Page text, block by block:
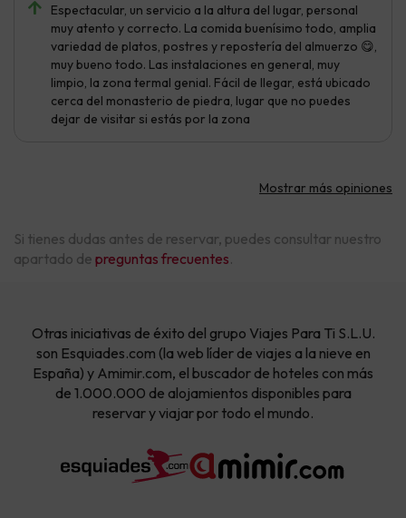
Espectacular, un servicio a la altura del lugar, personal
muy atento y correcto. La comida buenísimo todo, amplia
variedad de platos, postres y repostería del almuerzo 😋,
muy bueno todo. Las instalaciones en general, muy
limpio, la zona termal genial. Fácil de llegar, está ubicado
cerca del monasterio de piedra, lugar que no puedes
dejar de visitar si estás por la zona
Mostrar más opiniones
Si tienes dudas antes de reservar, puedes consultar nuestro
apartado de preguntas frecuentes.
Otras iniciativas de éxito del grupo Viajes Para Ti S.L.U.
son Esquiades.com (la web líder de viajes a la nieve en
España) y Amimir.com, el buscador de hoteles con más
de 1.000.000 de alojamientos disponibles para
reservar y viajar por todo el mundo.